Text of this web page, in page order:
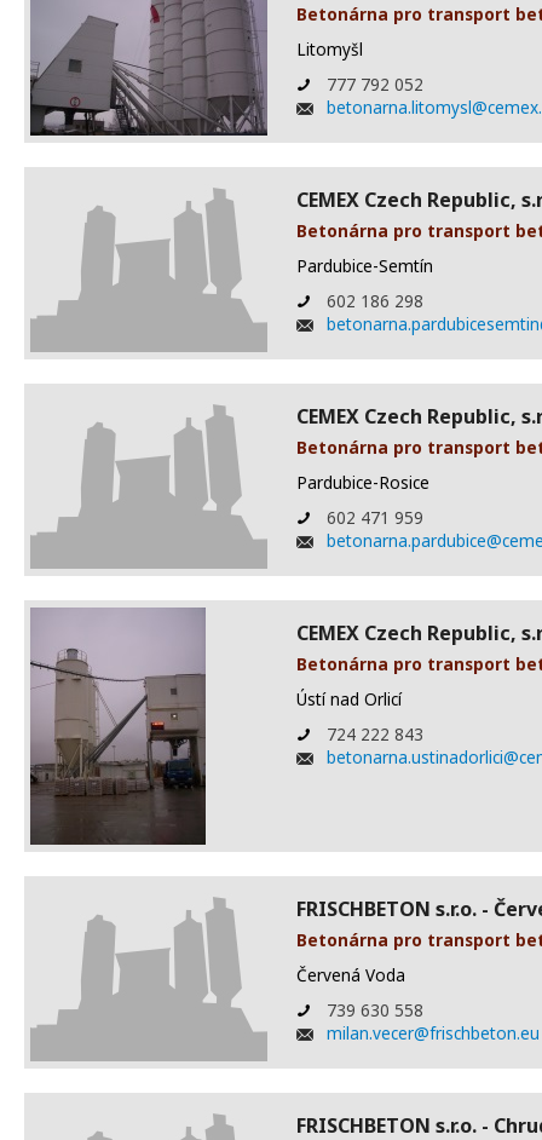
Betonárna pro transport
Litomyšl
777 792 052
CEMEX Czech Republic,
Betonárna pro transport
Pardubice-Semtín
602 186 298
CEMEX Czech Republic,
Betonárna pro transport
Pardubice-Rosice
602 471 959
CEMEX Czech Republic,
Betonárna pro transport
Ústí nad Orlicí
724 222 843
FRISCHBETON s.r.o. -
Betonárna pro transport
Červená Voda
739 630 558
milan.vecer@frischbeton.eu
FRISCHBETON s.r.o. -